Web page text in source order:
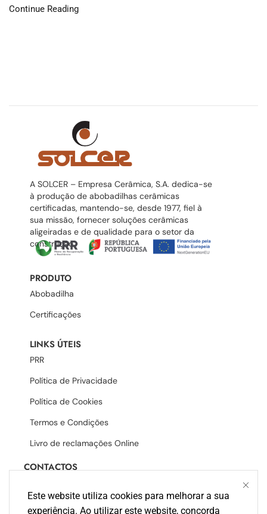
Continue Reading
A SOLCER – Empresa Cerâmica, S.A. dedica-se
à produção de abobadilhas cerâmicas
certificadas, mantendo-se, desde 1977, fiel à
sua missão, fornecer soluções cerâmicas
aligeiradas e de qualidade para o setor da
construção.
PRODUTO
Abobadilha
Certificações
LINKS ÚTEIS
PRR
Política de Privacidade
Política de Cookies
Termos e Condições
Livro de reclamações Online
CONTACTOS
+351 234 740 340 (Chamada para rede
Este website utiliza cookies para melhorar a sua
experiência. Ao utilizar este website, concorda